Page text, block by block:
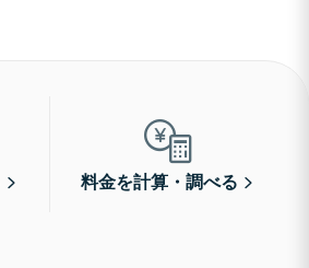
料金を計算・調べる